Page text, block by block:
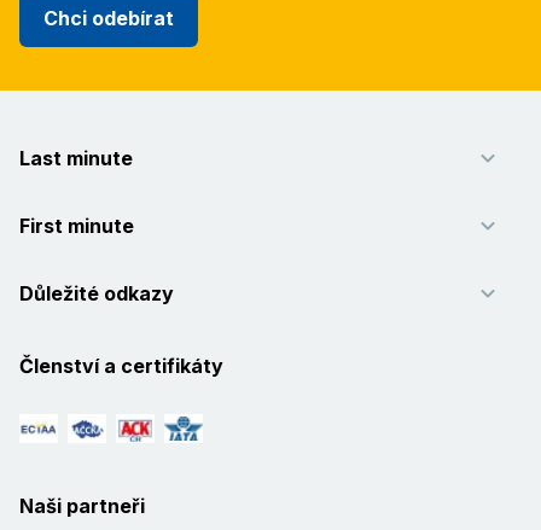
Chci odebírat
Last minute
First minute
Důležité odkazy
Členství a certifikáty
Naši partneři